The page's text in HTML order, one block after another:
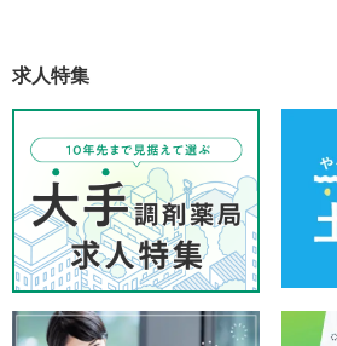
求人特集